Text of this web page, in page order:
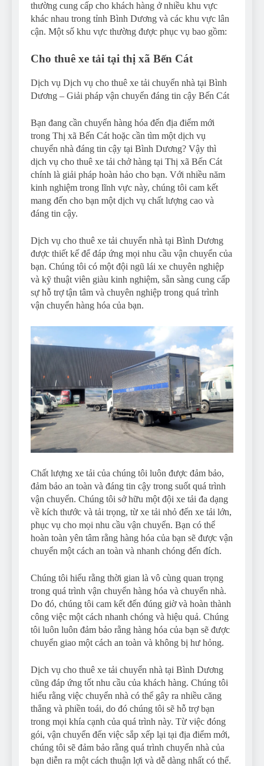
thường cung cấp cho khách hàng ở nhiều khu vực
khác nhau trong tỉnh Bình Dương và các khu vực lân
cận. Một số khu vực thường được phục vụ bao gồm:
Cho thuê xe tải tại thị xã Bến Cát
Dịch vụ Dịch vụ cho thuê xe tải chuyển nhà tại Bình
Dương – Giải pháp vận chuyển đáng tin cậy Bến Cát
Bạn đang cần chuyển hàng hóa đến địa điểm mới
trong Thị xã Bến Cát hoặc cần tìm một dịch vụ
chuyển nhà đáng tin cậy tại Bình Dương? Vậy thì
dịch vụ cho thuê xe tải chở hàng tại Thị xã Bến Cát
chính là giải pháp hoàn hảo cho bạn. Với nhiều năm
kinh nghiệm trong lĩnh vực này, chúng tôi cam kết
mang đến cho bạn một dịch vụ chất lượng cao và
đáng tin cậy.
Dịch vụ cho thuê xe tải chuyển nhà tại Bình Dương
được thiết kế để đáp ứng mọi nhu cầu vận chuyển của
bạn. Chúng tôi có một đội ngũ lái xe chuyên nghiệp
và kỹ thuật viên giàu kinh nghiệm, sẵn sàng cung cấp
sự hỗ trợ tận tâm và chuyên nghiệp trong quá trình
vận chuyển hàng hóa của bạn.
Chất lượng xe tải của chúng tôi luôn được đảm bảo,
đảm bảo an toàn và đáng tin cậy trong suốt quá trình
vận chuyển. Chúng tôi sở hữu một đội xe tải đa dạng
về kích thước và tải trọng, từ xe tải nhỏ đến xe tải lớn,
phục vụ cho mọi nhu cầu vận chuyển. Bạn có thể
hoàn toàn yên tâm rằng hàng hóa của bạn sẽ được vận
chuyển một cách an toàn và nhanh chóng đến đích.
Chúng tôi hiểu rằng thời gian là vô cùng quan trọng
trong quá trình vận chuyển hàng hóa và chuyển nhà.
Do đó, chúng tôi cam kết đến đúng giờ và hoàn thành
công việc một cách nhanh chóng và hiệu quả. Chúng
tôi luôn luôn đảm bảo rằng hàng hóa của bạn sẽ được
chuyển giao một cách an toàn và không bị hư hỏng.
Dịch vụ cho thuê xe tải chuyển nhà tại Bình Dương
cũng đáp ứng tốt nhu cầu của khách hàng. Chúng tôi
hiểu rằng việc chuyển nhà có thể gây ra nhiều căng
thẳng và phiền toái, do đó chúng tôi sẽ hỗ trợ bạn
trong mọi khía cạnh của quá trình này. Từ việc đóng
gói, vận chuyển đến việc sắp xếp lại tại địa điểm mới,
chúng tôi sẽ đảm bảo rằng quá trình chuyển nhà của
bạn diễn ra một cách thuận lợi và dễ dàng nhất có thể.